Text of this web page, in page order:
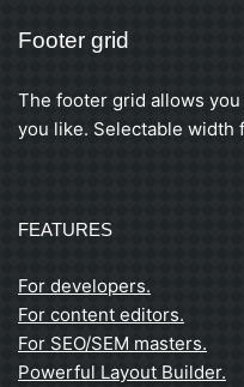
Footer grid
The footer grid allows
you like. Selectable width
FEATURES
For developers.
For content editors.
For SEO/SEM masters.
Powerful Layout Builder.